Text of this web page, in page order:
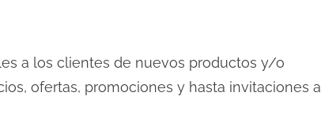
a los clientes de nuevos productos y/o
ofertas, promociones y hasta invitaciones a